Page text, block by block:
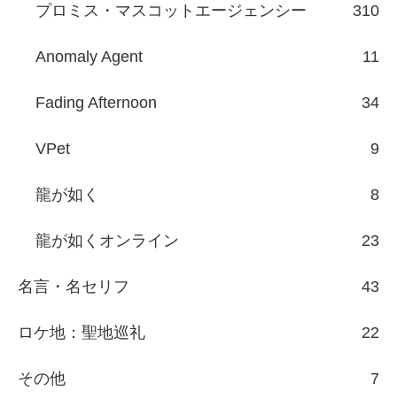
プロミス・マスコットエージェンシー 310
Anomaly Agent 11
Fading Afternoon 34
VPet 9
龍が如く 8
龍が如くオンライン 23
名言・名セリフ 43
ロケ地：聖地巡礼 22
その他 7